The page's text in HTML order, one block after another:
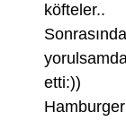
köfteler..
etti:))